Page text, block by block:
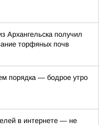
Архангельска получил
торфяных почв
порядка — бодрое утро
в интернете — не